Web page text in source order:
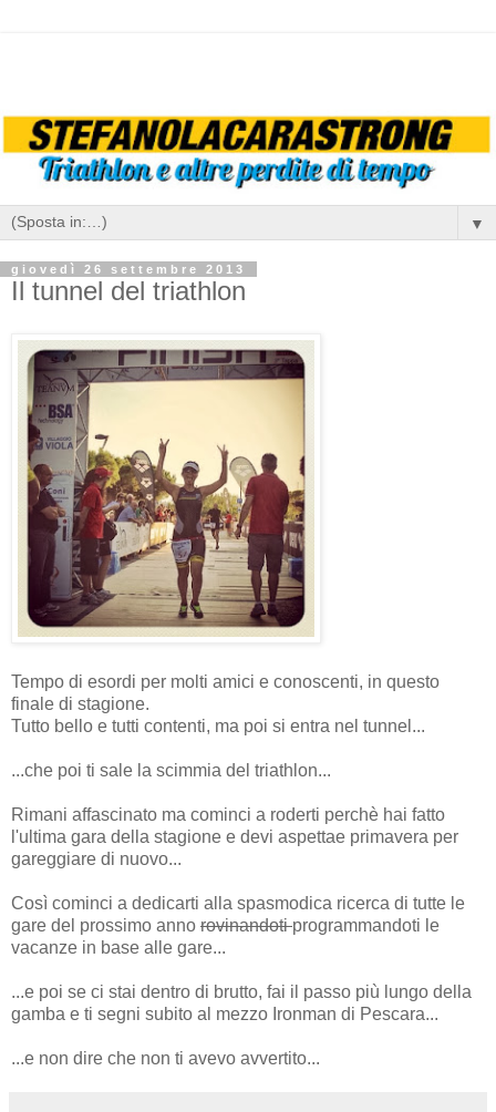
▼
giovedì 26 settembre 2013
Il tunnel del triathlon
Tempo di esordi per molti amici e conoscenti, in questo
finale di stagione.
Tutto bello e tutti contenti, ma poi si entra nel tunnel...
...che poi ti sale la scimmia del triathlon...
Rimani affascinato ma cominci a roderti perchè hai fatto
l'ultima gara della stagione e devi aspettae primavera per
gareggiare di nuovo...
Così cominci a dedicarti alla spasmodica ricerca di tutte le
gare del prossimo anno rovinandotiprogrammandoti le
vacanze in base alle gare...
...e poi se ci stai dentro di brutto, fai il passo più lungo della
gamba e ti segni subito al mezzo Ironman di Pescara...
...e non dire che non ti avevo avvertito...